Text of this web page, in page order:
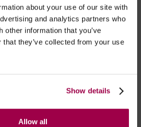
about your use of our site with
and analytics partners who
other information that you’ve
that they’ve collected from your use
Show details
Allow all
ocasião num momento
este deslumbrante vestido em
peça essencial para adicionar
ao seu guarda-roupa.